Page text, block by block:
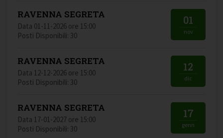
RAVENNA SEGRETA
Data 01-11-2026 ore 15:00
Posti Disponibili: 30
01
nov
RAVENNA SEGRETA
Data 12-12-2026 ore 15:00
Posti Disponibili: 30
12
dic
RAVENNA SEGRETA
Data 17-01-2027 ore 15:00
Posti Disponibili: 30
17
genn